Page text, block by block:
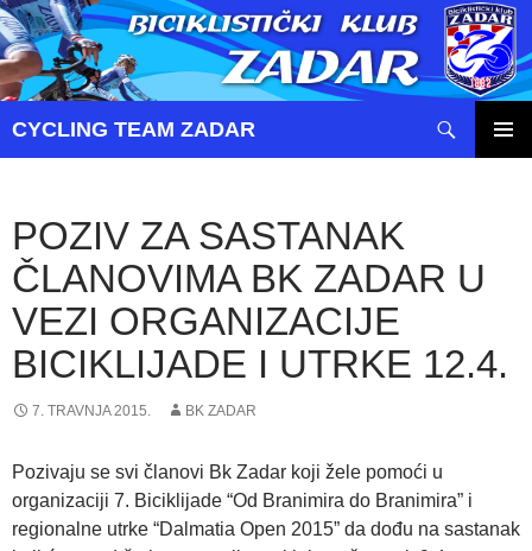
CYCLING TEAM ZADAR
POZIV ZA SASTANAK
ČLANOVIMA BK ZADAR U
VEZI ORGANIZACIJE
BICIKLIJADE I UTRKE 12.4.
7. TRAVNJA 2015. BK ZADAR
Pozivaju se svi članovi Bk Zadar koji žele pomoći u
organizaciji 7. Biciklijade “Od Branimira do Branimira” i
regionalne utrke “Dalmatia Open 2015” da dođu na sastanak